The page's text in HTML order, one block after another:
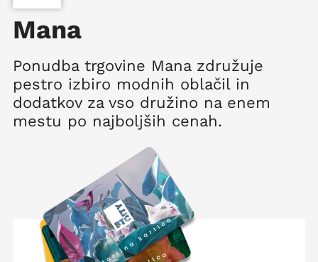
Mana
Ponudba trgovine Mana združuje
pestro izbiro modnih oblačil in
dodatkov za vso družino na enem
mestu po najboljših cenah.